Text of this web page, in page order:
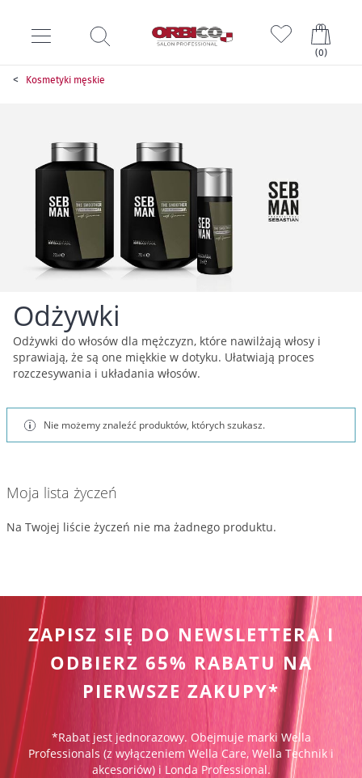
(0)
Kosmetyki męskie
Odżywki
Odżywki do włosów dla mężczyzn, które nawilżają włosy i
sprawiają, że są one miękkie w dotyku. Ułatwiają proces
rozczesywania i układania włosów.
Nie możemy znaleźć produktów, których szukasz.
Moja lista życzeń
Na Twojej liście życzeń nie ma żadnego produktu.
ZAPISZ SIĘ DO NEWSLETTERA I
ODBIERZ 65% RABATU NA
PIERWSZE ZAKUPY*
*Rabat jest jednorazowy. Obejmuje marki Wella
Professionals (z wyłączeniem Wella Care, Wella Technik i
akcesoriów) i Londa Professional.